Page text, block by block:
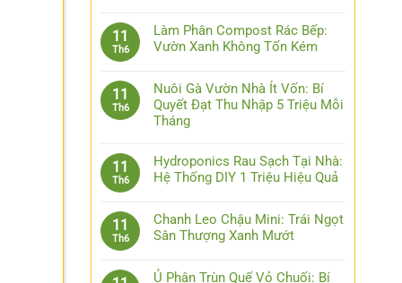
11
Th6
Làm Phân Compost Rác Bếp:
Vườn Xanh Không Tốn Kém
11
Th6
Nuôi Gà Vườn Nhà Ít Vốn: Bí
Quyết Đạt Thu Nhập 5 Triệu Mỗi
Tháng
11
Th6
Hydroponics Rau Sạch Tại Nhà:
Hệ Thống DIY 1 Triệu Hiệu Quả
11
Th6
Chanh Leo Chậu Mini: Trái Ngọt
Sân Thượng Xanh Mướt
Ủ Phân Trùn Quế Vỏ Chuối: Bí